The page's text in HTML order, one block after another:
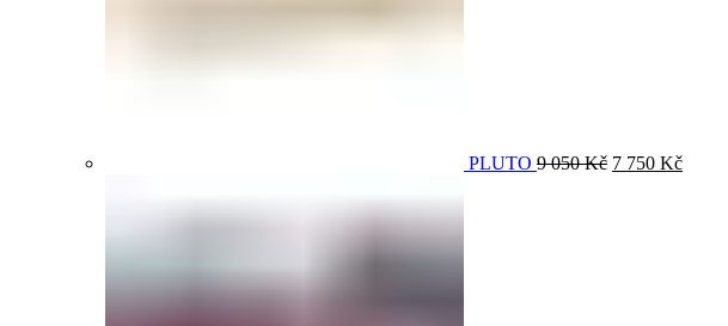
PLUTO 9 050Kč 7 750 Kč